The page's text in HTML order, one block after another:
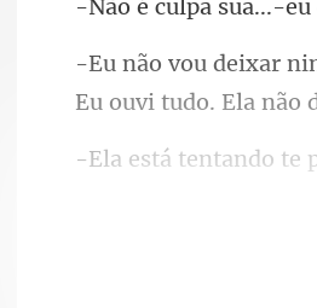
ua...-eu
Eu ouvi tudo. Ela não
do te